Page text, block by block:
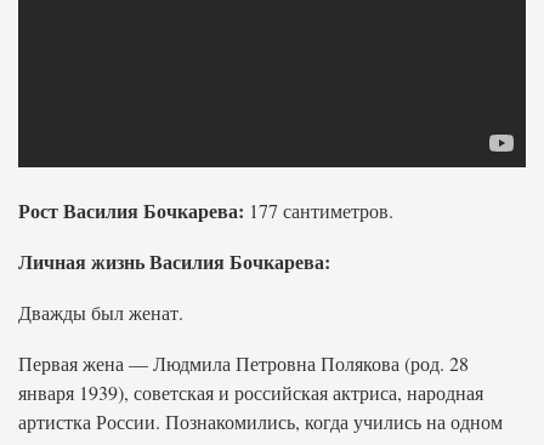
Рост Василия Бочкарева: 177 сантиметров.
Личная жизнь Василия Бочкарева:
Дважды был женат.
Первая жена — Людмила Петровна Полякова (род. 28
января 1939), советская и российская актриса, народная
артистка России. Познакомились, когда учились на одном